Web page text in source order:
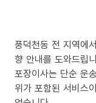
풍덕천동 전 지역에
향 안내를 도와드립
포장이사는 단순 운
위가 포함된 서비스